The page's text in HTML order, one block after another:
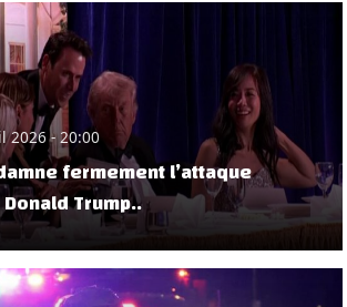
2026 - 20:00
fermement l’attaque
Trump..